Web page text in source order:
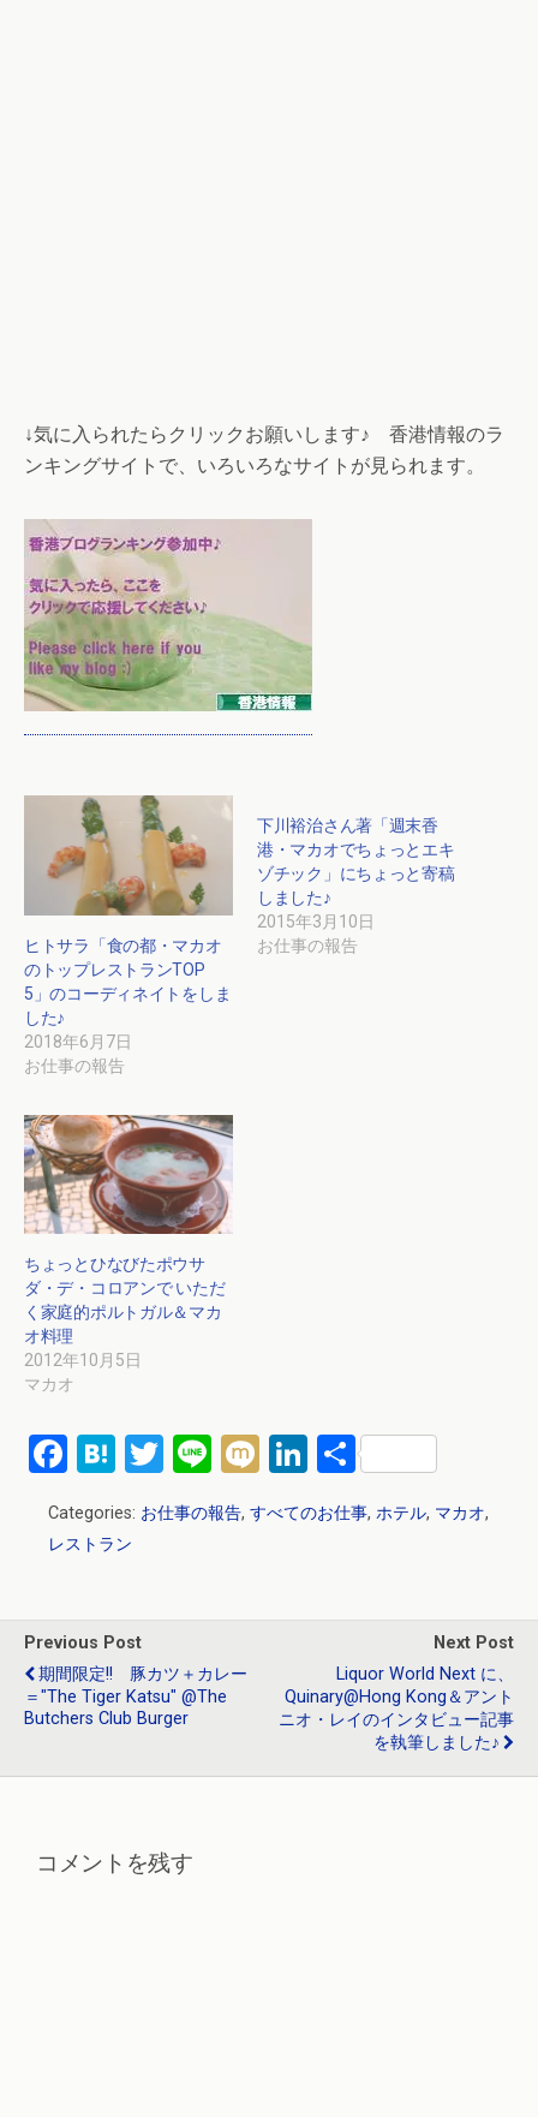
↓気に入られたらクリックお願いします♪ 香港情報のラ
ンキングサイトで、いろいろなサイトが見られます。
ヒトサラ「食の都・マカオ
のトップレストランTOP
5」のコーディネイトをしま
した♪
2018年6月7日
お仕事の報告
下川裕治さん著「週末香
港・マカオでちょっとエキ
ゾチック」にちょっと寄稿
しました♪
2015年3月10日
お仕事の報告
ちょっとひなびたポウサ
ダ・デ・コロアンで いただ
く家庭的ポルトガル＆マカ
オ料理
2012年10月5日
マカオ
F
ce
o
o
k
H
e
a
T
wi
tt
Li
n
e
M Li
ke
n
共
有
Categories: お仕事の報告, すべてのお仕事, ホテル, マカオ,
レストラン
Previous Post
期間限定!! 豚カツ＋カレー
＝"The Tiger Katsu" @The
Butchers Club Burger
Next Post
Liquor World Next に、
Quinary@Hong Kong＆アント
ニオ・レイのインタビュー記事
を執筆しました♪
コメントを残す